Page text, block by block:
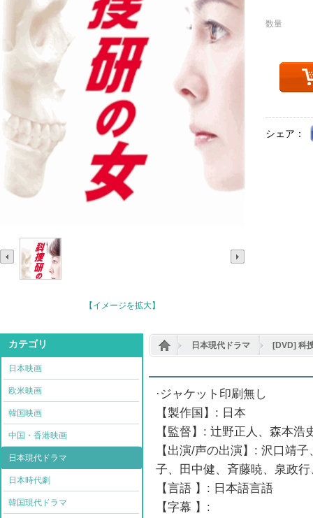
【イメージを拡大】
数量
シェア：
カテゴリ
日本映画
欧米映画
韓国映画
中国・香港映画
日本現代ドラマ
日本時代劇
韓国現代ドラマ
日本現代ドラマ [DVD] 科
·ジャケット印刷無し
【製作国】: 日本
【監督】: 辻野正人、森本
【出演/声の出演】: 沢口靖
子、田中健、斉藤暁、泉政
【言語 】: 日本語言語
【字幕 】: